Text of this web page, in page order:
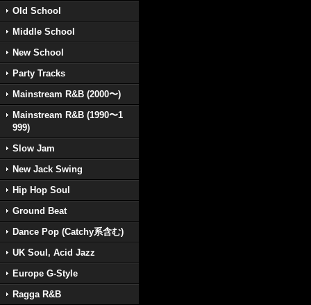
Old School
Middle School
New School
Party Tracks
Mainstream R&B (2000〜)
Mainstream R&B (1990〜1
999)
Slow Jam
New Jack Swing
Hip Hop Soul
Ground Beat
Dance Pop (Catchy系含む)
UK Soul, Acid Jazz
Europe G-Style
Ragga R&B